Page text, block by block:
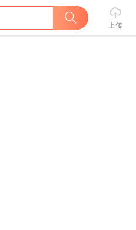
上传